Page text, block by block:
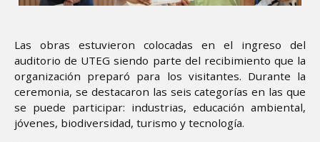
Las obras estuvieron colocadas en el ingreso del
auditorio de UTEG siendo parte del recibimiento que la
organización preparó para los visitantes. Durante la
ceremonia, se destacaron las seis categorías en las que
se puede participar: industrias, educación ambiental,
jóvenes, biodiversidad, turismo y tecnología.